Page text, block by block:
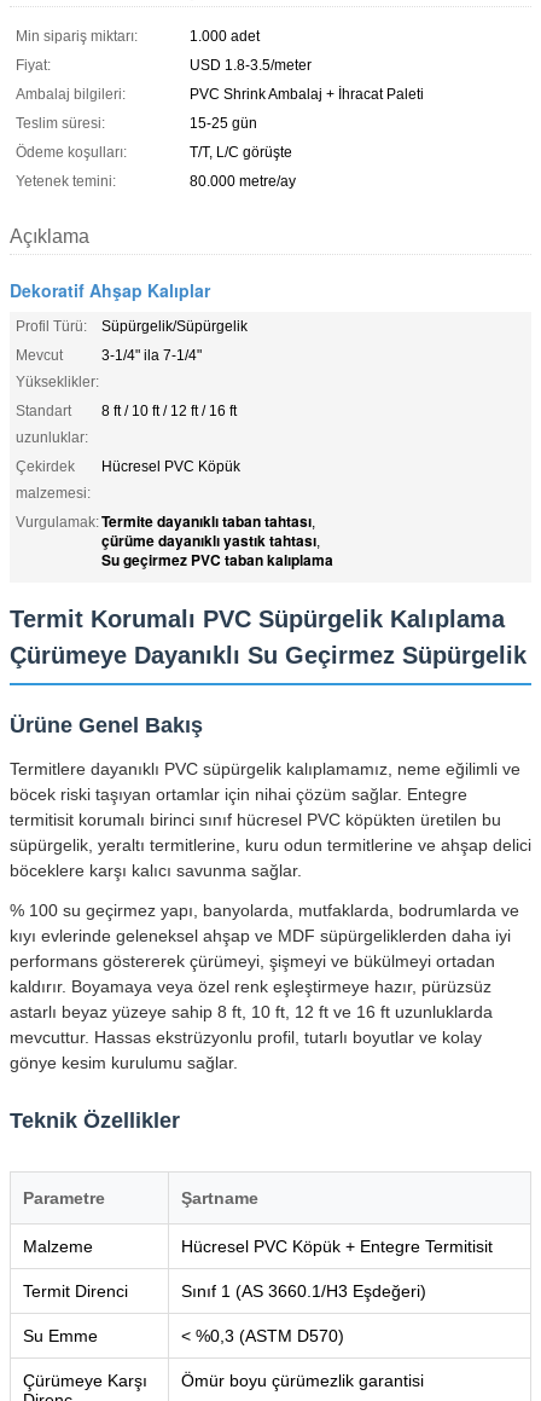
Min sipariş miktarı:
1.000 adet
Fiyat:
USD 1.8-3.5/meter
Ambalaj bilgileri:
PVC Shrink Ambalaj + İhracat Paleti
Teslim süresi:
15-25 gün
Ödeme koşulları:
T/T, L/C görüşte
Yetenek temini:
80.000 metre/ay
Açıklama
Dekoratif Ahşap Kalıplar
Profil Türü:
Süpürgelik/Süpürgelik
Mevcut
Yükseklikler:
3-1/4" ila 7-1/4"
Standart
uzunluklar:
8 ft / 10 ft / 12 ft / 16 ft
Çekirdek
malzemesi:
Hücresel PVC Köpük
Vurgulamak:Termite dayanıklı taban tahtası,
çürüme dayanıklı yastık tahtası,
Su geçirmez PVC taban kalıplama
Termit Korumalı PVC Süpürgelik Kalıplama
Çürümeye Dayanıklı Su Geçirmez Süpürgelik
Ürüne Genel Bakış
Termitlere dayanıklı PVC süpürgelik kalıplamamız, neme eğilimli ve
böcek riski taşıyan ortamlar için nihai çözüm sağlar. Entegre
termitisit korumalı birinci sınıf hücresel PVC köpükten üretilen bu
süpürgelik, yeraltı termitlerine, kuru odun termitlerine ve ahşap delici
böceklere karşı kalıcı savunma sağlar.
% 100 su geçirmez yapı, banyolarda, mutfaklarda, bodrumlarda ve
kıyı evlerinde geleneksel ahşap ve MDF süpürgeliklerden daha iyi
performans göstererek çürümeyi, şişmeyi ve bükülmeyi ortadan
kaldırır. Boyamaya veya özel renk eşleştirmeye hazır, pürüzsüz
astarlı beyaz yüzeye sahip 8 ft, 10 ft, 12 ft ve 16 ft uzunluklarda
mevcuttur. Hassas ekstrüzyonlu profil, tutarlı boyutlar ve kolay
gönye kesim kurulumu sağlar.
Teknik Özellikler
Parametre Şartname
Malzeme Hücresel PVC Köpük + Entegre Termitisit
Termit Direnci Sınıf 1 (AS 3660.1/H3 Eşdeğeri)
Su Emme < %0,3 (ASTM D570)
Çürümeye Karşı
Ömür boyu çürümezlik garantisi